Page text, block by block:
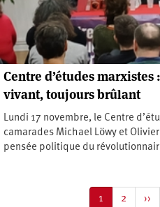
Centre d’études
vivant, toujours brûlant
Lundi 17 novembre, le Centre
camarades Michael Löwy et
pensée politique du
Page
1 Page
2 ››